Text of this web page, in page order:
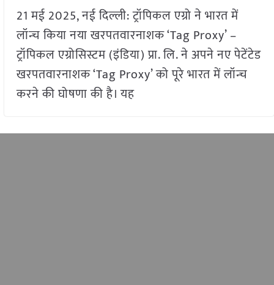
21 मई 2025, नई दिल्ली: ट्रॉपिकल एग्रो ने भारत में
लॉन्च किया नया खरपतवारनाशक ‘Tag Proxy’ –
ट्रॉपिकल एग्रोसिस्टम (इंडिया) प्रा. लि. ने अपने नए पेटेंटेड
खरपतवारनाशक ‘Tag Proxy’ को पूरे भारत में लॉन्च
करने की घोषणा की है। यह